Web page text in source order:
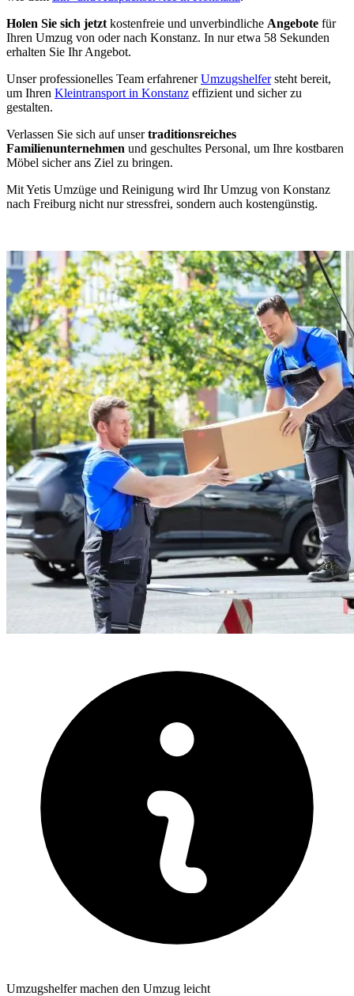
Holen Sie sich jetzt kostenfreie und unverbindliche Angebote für
Ihren Umzug von oder nach Konstanz. In nur etwa 58 Sekunden
erhalten Sie Ihr Angebot.
Unser professionelles Team erfahrenerUmzugshelfersteht bereit,
um Ihren Kleintransport in Konstanz effizient und sicher zu
gestalten.
Verlassen Sie sich auf unsertraditionsreiches
Familienunternehmen und geschultes Personal, um Ihre kostbaren
Möbel sicher ans Ziel zu bringen.
Mit Yetis Umzüge und Reinigung wird Ihr Umzug von Konstanz
nach Freiburg nicht nur stressfrei, sondern auch kostengünstig.
Umzugshelfer machen den Umzug leicht